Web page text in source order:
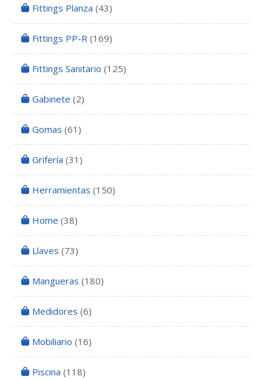
Fittings Planza (43)
Fittings PP-R (169)
Fittings Sanitario (125)
Gabinete (2)
Gomas (61)
Grifería (31)
Herramientas (150)
Home (38)
Llaves (73)
Mangueras (180)
Medidores (6)
Mobiliario (16)
Piscina (118)